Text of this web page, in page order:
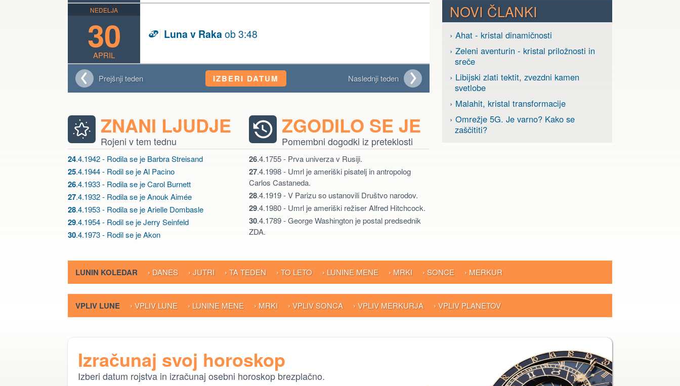
NEDELJA
30
APRIL
D Luna v Raka ob 3:48
Prejšnji teden IZBERI DATUM Naslednji teden
ZNANI LJUDJE
Rojeni v tem tednu
24.4.1942 - Rodila se je Barbra Streisand
25.4.1944 - Rodil se je Al Pacino
26.4.1933 - Rodila se je Carol Burnett
27.4.1932 - Rodila se je Anouk Aimée
28.4.1953 - Rodila se je Arielle Dombasle
29.4.1954 - Rodil se je Jerry Seinfeld
30.4.1973 - Rodil se je Akon
ZGODILO SE JE
Pomembni dogodki iz preteklosti
26.4.1755 - Prva univerza v Rusiji.
27.4.1998 - Umrl je ameriški pisatelj in antropolog
Carlos Castaneda.
28.4.1919 - V Parizu so ustanovili Društvo narodov.
29.4.1980 - Umrl je ameriški režiser Alfred Hitchcock.
30.4.1789 - George Washington je postal predsednik
ZDA.
NOVI ČLANKI
› Ahat - kristal dinamičnosti
› Zeleni aventurin - kristal priložnosti in
sreče
› Libijski zlati tektit, zvezdni kamen
svetlobe
› Malahit, kristal transformacije
› Omrežje 5G. Je varno? Kako se
zaščititi?
LUNIN KOLEDAR › DANES › JUTRI › TA TEDEN › TO LETO › LUNINE MENE › MRKI › SONCE › MERKUR
VPLIV LUNE › VPLIV LUNE › LUNINE MENE › MRKI › VPLIV SONCA › VPLIV MERKURJA › VPLIV PLANETOV
Izračunaj svoj horoskop
Izberi datum rojstva in izračunaj osebni horoskop brezplačno.